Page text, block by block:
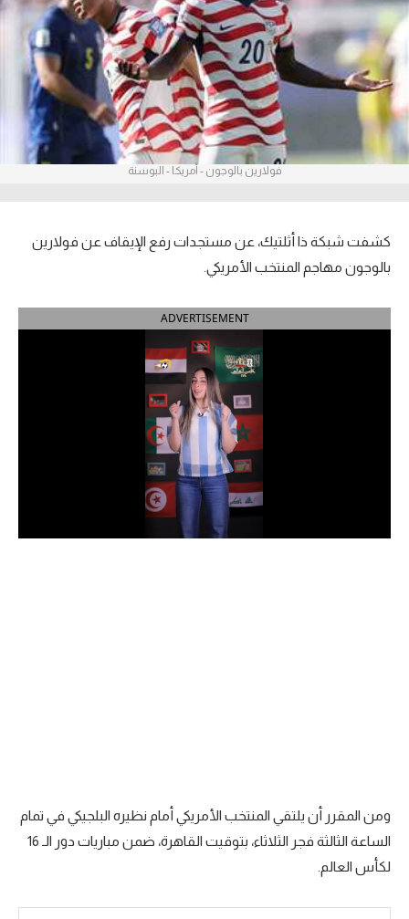
آراء حرة
ركن الألعاب
بطولات
أمريكا 2026
الدوري الإنجليزي الممتاز
الدوري الإسباني
الدوري السعودي للمحترفين
منتخب مصر
سعودي في الجول
الدوري الإنجليزي
فولارين بالوجون - أمريكا - البوسنة
كشفت شبكة ذا أثلتيك، عن مستجدات رفع الإيقاف عن فولارين
بالوجون مهاجم المنتخب الأمريكي.
ADVERTISEMENT
ومن المقرر أن يلتقي المنتخب الأمريكي أمام نظيره البلجيكي في تمام
الساعة الثالثة فجر الثلاثاء، بتوقيت القاهرة، ضمن مباريات دور الـ 16
لكأس العالم.